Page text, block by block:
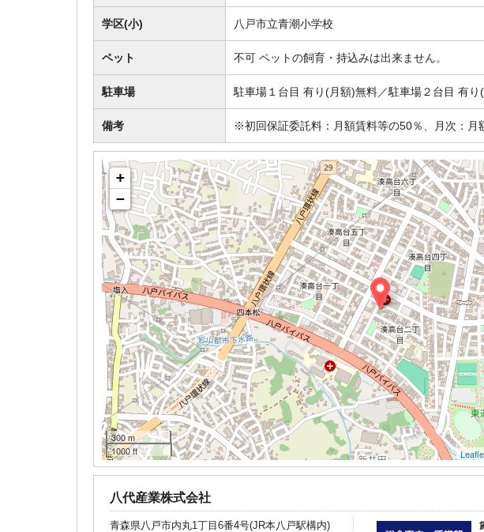
学区(小) 八戸市立青潮小学校
ペット 不可 ペットの飼育・持込みは出来ません。
駐車場 駐車場１台目 有り(月額)無料／駐車場２台目 有り
備考 ※初回保証委託料：月額賃料等の50％、月次：月
+
−
300 m
1000 ft
八代産業株式会社
青森県八戸市内丸1丁目6番4号(JR本八戸駅構内)